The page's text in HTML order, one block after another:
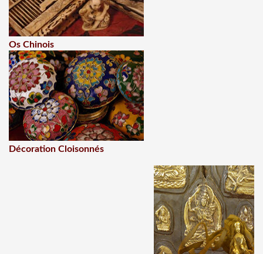
Os Chinois
Décoration Cloisonnés